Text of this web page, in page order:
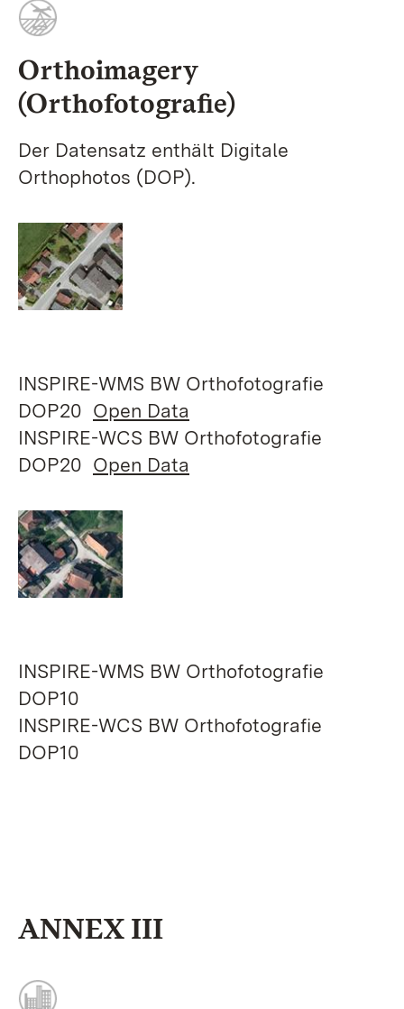
Orthoimagery
(Orthofotografie)
Der Datensatz enthält Digitale
Orthophotos (DOP).
INSPIRE-WMS BW Orthofotografie
DOP20 Open Data
INSPIRE-WCS BW Orthofotografie
DOP20 Open Data
INSPIRE-WMS BW Orthofotografie
DOP10
INSPIRE-WCS BW Orthofotografie
DOP10
ANNEX III